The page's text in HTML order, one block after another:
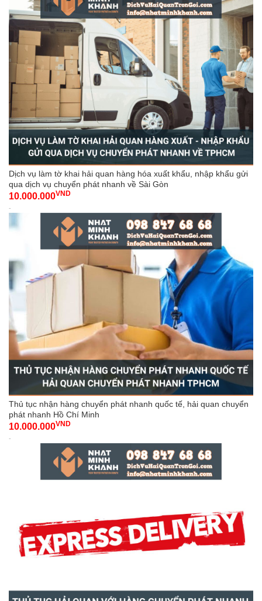
Dịch vụ làm tờ khai hải quan hàng hóa xuất khẩu, nhập khẩu gửi
qua dịch vụ chuyển phát nhanh về Sài Gòn
10.000.000VND
-
Thủ tục nhận hàng chuyển phát nhanh quốc tế, hải quan chuyển
phát nhanh Hồ Chí Minh
10.000.000VND
-